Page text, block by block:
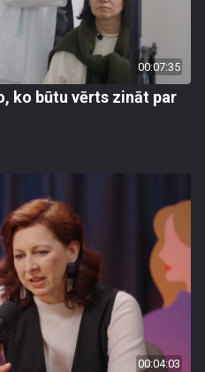
00:07:35
ko būtu vērts zināt par
00:04:03